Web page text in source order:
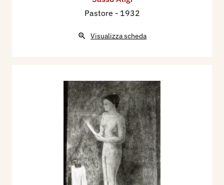
Pastore - 1932
Visualizza scheda